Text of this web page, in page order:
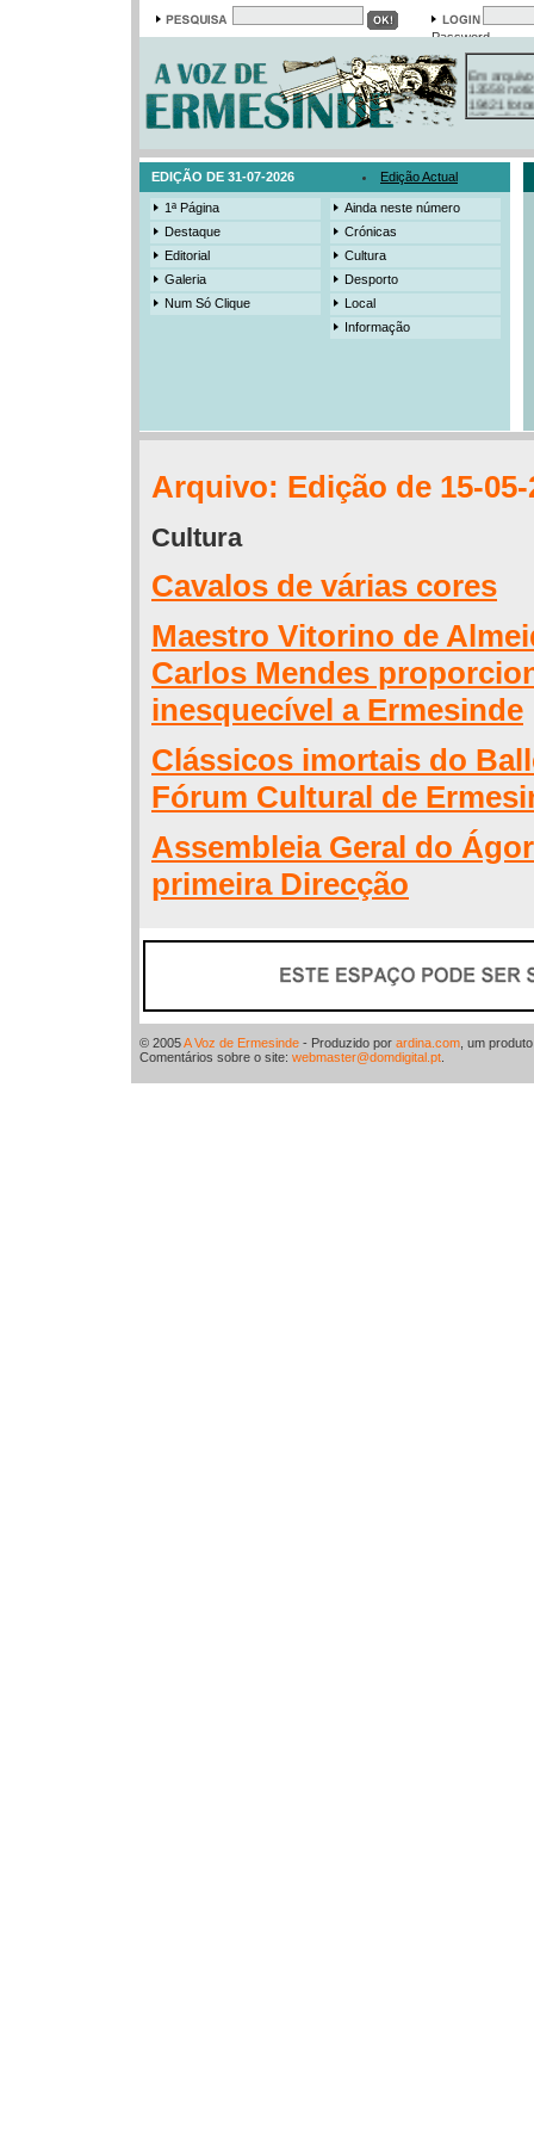
Password
Em arquivo
13558
19421
385
EDIÇÃO DE 31-07-2026 Edição Actual
1ª Página
Destaque
Editorial
Galeria
Num Só Clique
Ainda neste número
Crónicas
Cultura
Desporto
Local
Informação
Arquivo: Edição de 15-05-
Cultura
Cavalos de várias cores
Maestro Vitorino de
Carlos Mendes
inesquecível a Ermesinde
Clássicos imortais do
Fórum Cultural de
Assembleia Geral do
primeira Direcção
© 2005A Voz de Ermesinde - Produzido por ardina.com , um
Comentários sobre o site: webmaster@domdigital.pt